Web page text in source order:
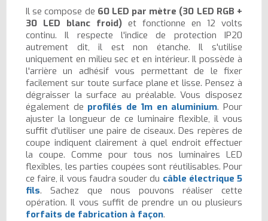
Il se compose de 60 LED par mètre (30 LED RGB +
30 LED blanc froid) et fonctionne en 12 volts
continu. Il respecte l'indice de protection IP20
autrement dit, il est non étanche. Il s'utilise
uniquement en milieu sec et en intérieur. Il possède à
l'arrière un adhésif vous permettant de le fixer
facilement sur toute surface plane et lisse. Pensez à
dégraisser la surface au préalable. Vous disposez
également de profilés de 1m en aluminium. Pour
ajuster la longueur de ce luminaire flexible, il vous
suffit d'utiliser une paire de ciseaux. Des repères de
coupe indiquent clairement à quel endroit effectuer
la coupe. Comme pour tous nos luminaires LED
flexibles, les parties coupées sont réutilisables. Pour
ce faire, il vous faudra souder du câble électrique 5
fils. Sachez que nous pouvons réaliser cette
opération. Il vous suffit de prendre un ou plusieurs
forfaits de fabrication à façon.